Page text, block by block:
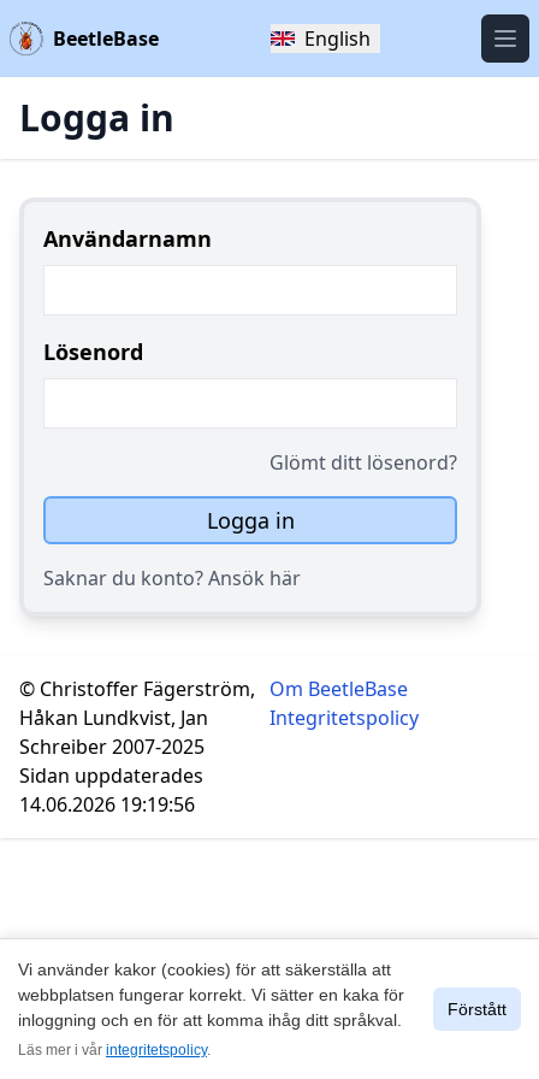
BeetleBase English
Logga in
Användarnamn
Lösenord
Glömt ditt lösenord?
Saknar du konto? Ansök här
© Christoffer Fägerström,
Håkan Lundkvist, Jan
Schreiber 2007-2025
Sidan uppdaterades
14.06.2026 19:19:56
Om BeetleBase
Integritetspolicy
Vi använder kakor (cookies) för att säkerställa att
webbplatsen fungerar korrekt. Vi sätter en kaka för
inloggning och en för att komma ihåg ditt språkval.
Läs mer i vår integritetspolicy.
Förstått